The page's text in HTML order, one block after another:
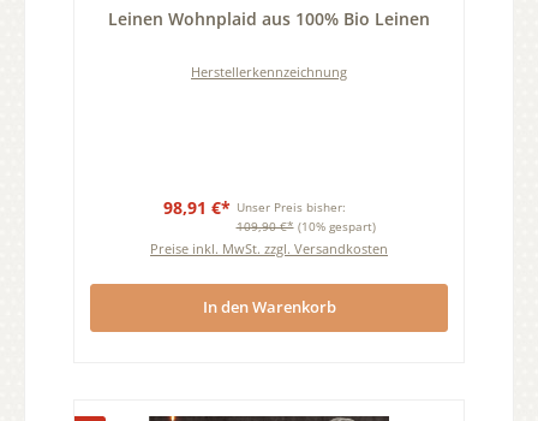
Leinen Wohnplaid aus 100% Bio Leinen
Herstellerkennzeichnung
98,91 €* Unser Preis bisher:
109,90 €* (10% gespart)
Preise inkl. MwSt. zzgl. Versandkosten
In den Warenkorb